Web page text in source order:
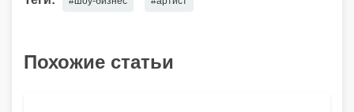
Похожие статьи